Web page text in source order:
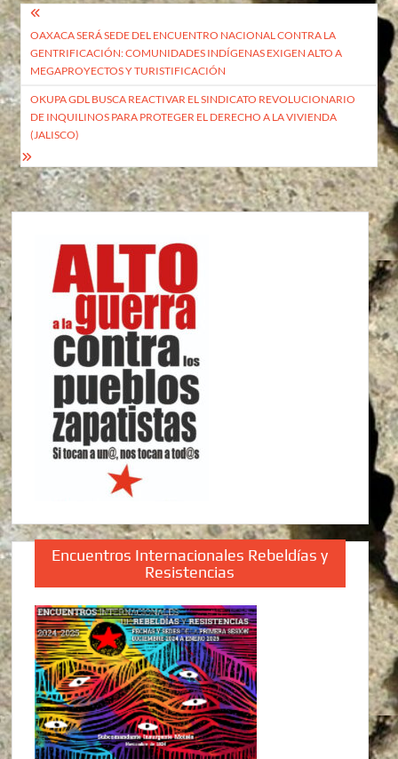
Navegación
de
entradas
OAXACA SERÁ SEDE DEL ENCUENTRO NACIONAL CONTRA LA
GENTRIFICACIÓN: COMUNIDADES INDÍGENAS EXIGEN ALTO A
MEGAPROYECTOS Y TURISTIFICACIÓN
OKUPA GDL BUSCA REACTIVAR EL SINDICATO REVOLUCIONARIO
DE INQUILINOS PARA PROTEGER EL DERECHO A LA VIVIENDA
(JALISCO)
Encuentros Internacionales Rebeldías y
Resistencias